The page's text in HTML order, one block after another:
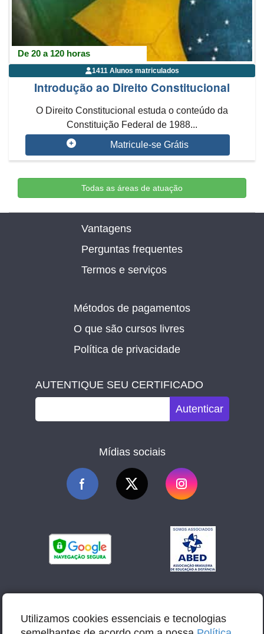
De 20 a 120 horas
1411 Alunos matriculados
Introdução ao Direito Constitucional
O Direito Constitucional estuda o conteúdo da
Constituição Federal de 1988...
Matricule-se Grátis
Todas as áreas de atuação
Vantagens
Perguntas frequentes
Termos e serviços
Métodos de pagamentos
O que são cursos livres
Política de privacidade
AUTENTIQUE SEU CERTIFICADO
Autenticar
Mídias sociais
Utilizamos cookies essenciais e tecnologias